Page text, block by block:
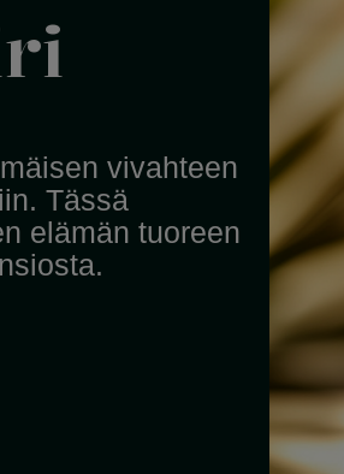
vivahteen
Tässä
elämän tuoreen